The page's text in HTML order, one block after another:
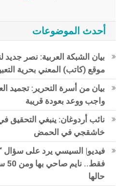
أحدث الموضوعات
بيان الشبكة العربية: نصر
موقع (كاتب) المعني بحرية
بيان من أسرة التحرير: تجميد
واجب ووعد بعودة قريبة
نائب أردوغان: ينبغي التحقيق
خاشقجي في الحمض
فيديو| السيسي يرد على سؤال
حالها